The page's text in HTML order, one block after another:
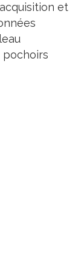
et
pochoirs